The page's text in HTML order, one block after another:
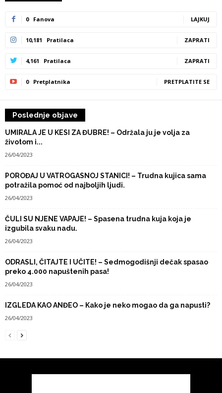
0 Fanova LAJKUJ
10,181 Pratilaca ZAPRATI
4,161 Pratilaca ZAPRATI
0 Pretplatnika PRETPLATITE SE
Poslednje objave
UMIRALA JE U KESI ZA ĐUBRE! – Održala ju je volja za
životom i...
26/04/2023
POROĐAJ U VATROGASNOJ STANICI! – Trudna kujica sama
potražila pomoć od najboljih ljudi.
26/04/2023
ČULI SU NJENE VAPAJE! – Spasena trudna kuja koja je
izgubila svaku nadu.
26/04/2023
ODRASLI, ČITAJTE I UČITE! – Sedmogodišnji dečak spasao
preko 4.000 napuštenih pasa!
26/04/2023
IZGLEDA KAO ANĐEO – Kako je neko mogao da ga napusti?
26/04/2023